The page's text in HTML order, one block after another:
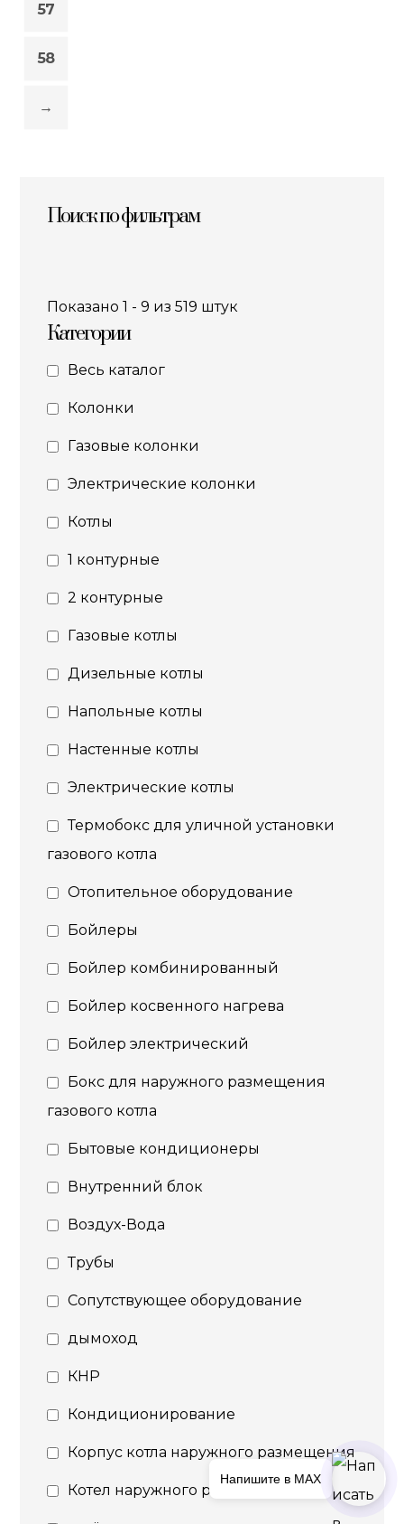
57
58
→
Поиск по фильтрам
Показано 1 - 9 из 519 штук
Категории
Весь каталог
Колонки
Газовые колонки
Электрические колонки
Котлы
1 контурные
2 контурные
Газовые котлы
Дизельные котлы
Напольные котлы
Настенные котлы
Электрические котлы
Термобокс для уличной установки
газового котла
Отопительное оборудование
Бойлеры
Бойлер комбинированный
Бойлер косвенного нагрева
Бойлер электрический
Бокс для наружного размещения
газового котла
Бытовые кондиционеры
Внутренний блок
Воздух-Вода
Трубы
Сопутствующее оборудование
дымоход
КНР
Кондиционирование
Корпус котла наружного размещения
Котел наружного размещения
Напишите в MAX